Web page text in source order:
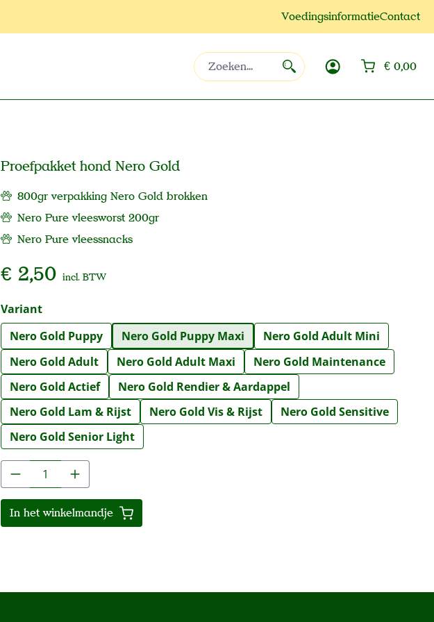
VoedingsinformatieContact
€ 0,00
Proefpakket hond Nero Gold
800gr verpakking Nero Gold brokken
Nero Pure vleesworst 200gr
Nero Pure vleessnacks
€ 2,50 incl. BTW
Selecteer
Variant
Nero Gold Puppy
Nero Gold Puppy Maxi
Nero Gold Adult Mini
Nero Gold Adult
Nero Gold Adult Maxi
Nero Gold Maintenance
Nero Gold Actief
Nero Gold Rendier & Aardappel
Nero Gold Lam & Rijst
Nero Gold Vis & Rijst
Nero Gold Sensitive
Nero Gold Senior Light
Producthoeveelheid: Voer de gewenste hoeveelheid
In het winkelmandje